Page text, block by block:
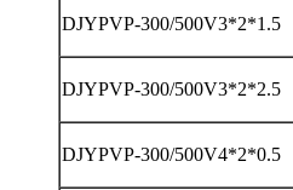
DJYPVP-300/500V3*2*1.5
DJYPVP-300/500V3*2*2.5
DJYPVP-300/500V4*2*0.5